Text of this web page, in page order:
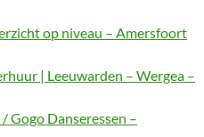
op niveau – Amersfoort
| Leeuwarden – Wergea –
Gogo Danseressen –